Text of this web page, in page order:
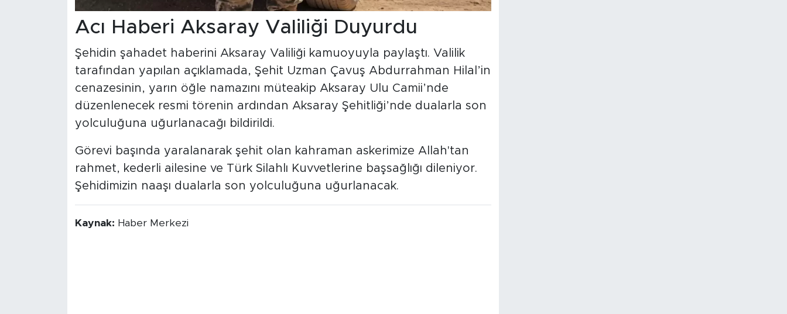
Acı Haberi Aksaray Valiliği Duyurdu
Şehidin şahadet haberini Aksaray Valiliği kamuoyuyla paylaştı. Valilik
tarafından yapılan açıklamada, Şehit Uzman Çavuş Abdurrahman Hilal’in
cenazesinin, yarın öğle namazını müteakip Aksaray Ulu Camii’nde
düzenlenecek resmi törenin ardından Aksaray Şehitliği’nde dualarla son
yolculuğuna uğurlanacağı bildirildi.
Görevi başında yaralanarak şehit olan kahraman askerimize Allah'tan
rahmet, kederli ailesine ve Türk Silahlı Kuvvetlerine başsağlığı dileniyor.
Şehidimizin naaşı dualarla son yolculuğuna uğurlanacak.
Kaynak: Haber Merkezi